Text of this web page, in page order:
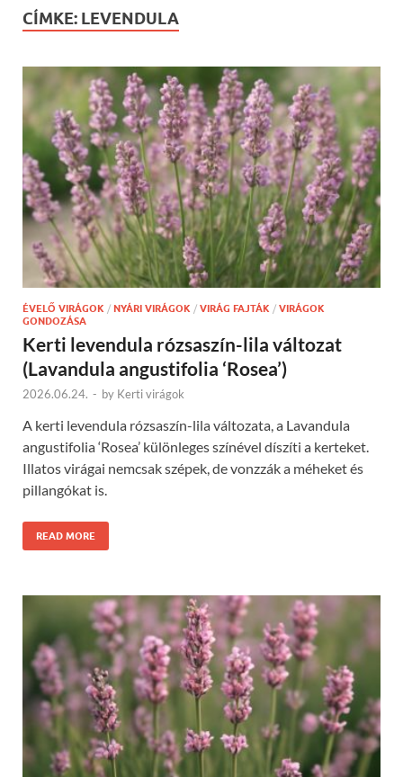
CÍMKE: LEVENDULA
ÉVELŐ VIRÁGOK / NYÁRI VIRÁGOK / VIRÁG FAJTÁK / VIRÁGOK
GONDOZÁSA
Kerti levendula rózsaszín-lila változat
(Lavandula angustifolia ‘Rosea’)
2026.06.24. - by Kerti virágok
A kerti levendula rózsaszín-lila változata, a Lavandula
angustifolia ‘Rosea’ különleges színével díszíti a kerteket.
Illatos virágai nemcsak szépek, de vonzzák a méheket és
pillangókat is.
READ MORE